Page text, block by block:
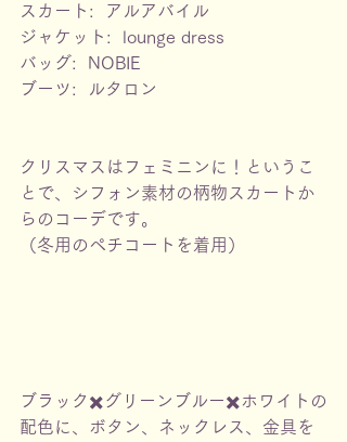
スカート:  アルアバイル
ジャケット:  lounge dress
バッグ:  NOBIE
ブーツ:  ルタロン
クリスマスはフェミニンに！というこ
とで、シフォン素材の柄物スカートか
らのコーデです。
（冬用のペチコートを着用）
ブラック✖️グリーンブルー✖️ホワイトの
配色に、ボタン、ネックレス、金具を